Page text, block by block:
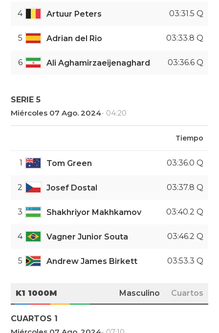
4 Artuur Peters 03:31.5 Q
5 Adrian del Rio 03:33.8 Q
6 Ali Aghamirzaeijenaghard 03:36.6 Q
SERIE 5
Miércoles 07 Ago. 2024- 04:20
Tiempo
1 Tom Green 03:36.0 Q
2 Josef Dostal 03:37.8 Q
3 Shakhriyor Makhkamov 03:40.2 Q
4 Vagner Junior Souta 03:46.2 Q
5 Andrew James Birkett 03:53.3 Q
K1 1000M Masculino Cuartos
CUARTOS 1